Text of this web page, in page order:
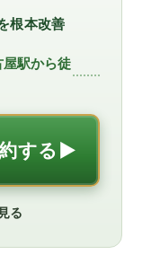
根本改善
駅から徒
する▶︎
る